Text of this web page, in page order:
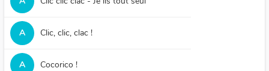
A Clic, clic, clac !
A Cocorico !